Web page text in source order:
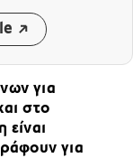
για
στο
για